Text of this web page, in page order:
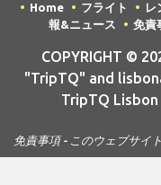
Home フライト レ
報&ニュース
免責
COPYRIGHT ©
"TripTQ" and
TripTQ Lisbon
免責事項 - このウェブサイ